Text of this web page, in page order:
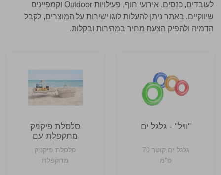
לעובדים, כנסים, אירועי חוף, פעילויות Outdoor וקמפיינים
שיווקיים. באתר ניתן להעלות לוגו ישירות על המוצרים, לקבל
הדמיה ולהפיק הצעת מחיר במהירות ובקלות.
"וויל" - גלגל ים
גלגל ים קוטר 70
ס"מ
סלסלת פיקניק
מתקפלת עם
שולחן
סלסלת פיקניק
מתקפלת